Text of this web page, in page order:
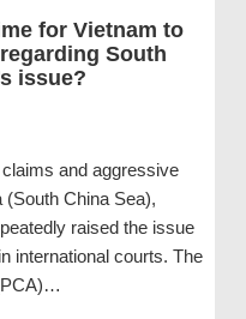
for Vietnam to
South
issue?
and aggressive
China Sea),
raised the issue
international courts. The